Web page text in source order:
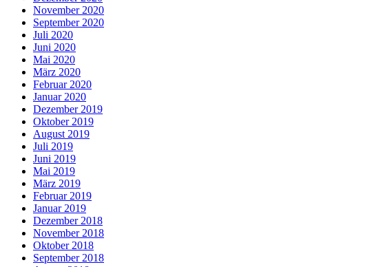
November 2020
September 2020
Juli 2020
Juni 2020
Mai 2020
März 2020
Februar 2020
Januar 2020
Dezember 2019
Oktober 2019
August 2019
Juli 2019
Juni 2019
Mai 2019
März 2019
Februar 2019
Januar 2019
Dezember 2018
November 2018
Oktober 2018
September 2018